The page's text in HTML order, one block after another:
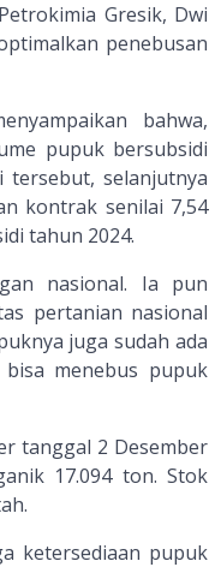
Gresik, Dwi
penebusan
bahwa,
pupuk bersubsidi
selanjutnya
kontrak senilai 7,54
tahun 2024.
nasional. Ia pun
pertanian nasional
juga sudah ada
menebus pupuk
tanggal 2 Desember
17.094 ton. Stok
ketersediaan pupuk